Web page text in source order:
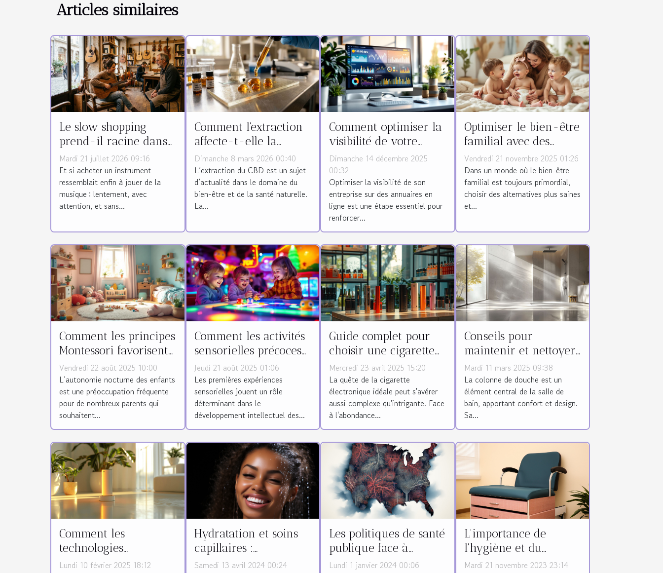
Articles similaires
Le slow shopping
prend-il racine dans
le monde des
instruments ?
Mardi 21 juillet 2026 09:16
Et si acheter un instrument
ressemblait enfin à jouer de la
musique : lentement, avec
attention, et sans...
Comment l'extraction
affecte-t-elle la
qualité du CBD ?
Dimanche 8 mars 2026 00:40
L’extraction du CBD est un sujet
d’actualité dans le domaine du
bien-être et de la santé naturelle.
La...
Comment optimiser la
visibilité de votre
entreprise sur des
annuaires en ligne ?
Dimanche 14 décembre 2025
00:32
Optimiser la visibilité de son
entreprise sur des annuaires en
ligne est une étape essentiel pour
renforcer...
Optimiser le bien-être
familial avec des
couches biologiques
sur abonnement
Vendredi 21 novembre 2025 01:26
Dans un monde où le bien-être
familial est toujours primordial,
choisir des alternatives plus saines
et...
Comment les principes
Montessori favorisent-
ils l'autonomie
nocturne des enfants
?
Vendredi 22 août 2025 10:00
L’autonomie nocturne des enfants
est une préoccupation fréquente
pour de nombreux parents qui
souhaitent...
Comment les activités
sensorielles précoces
façonnent
l'intelligence des
enfants ?
Jeudi 21 août 2025 01:06
Les premières expériences
sensorielles jouent un rôle
déterminant dans le
développement intellectuel des...
Guide complet pour
choisir une cigarette
électronique adaptée
Mercredi 23 avril 2025 15:20
La quête de la cigarette
électronique idéale peut s'avérer
aussi complexe qu'intrigante. Face
à l'abondance...
Conseils pour
maintenir et nettoyer
efficacement votre
colonne de douche
Mardi 11 mars 2025 09:38
La colonne de douche est un
élément central de la salle de
bain, apportant confort et design.
Sa...
Comment les
technologies
modernes peuvent
Lundi 10 février 2025 18:12
Hydratation et soins
capillaires :
l'importance de l'eau
Samedi 13 avril 2024 00:24
Les politiques de santé
publique face à
l'apnée du sommeil
Lundi 1 janvier 2024 00:06
L'importance de
l'hygiène et du
nettoyage des divans
Mardi 21 novembre 2023 23:14